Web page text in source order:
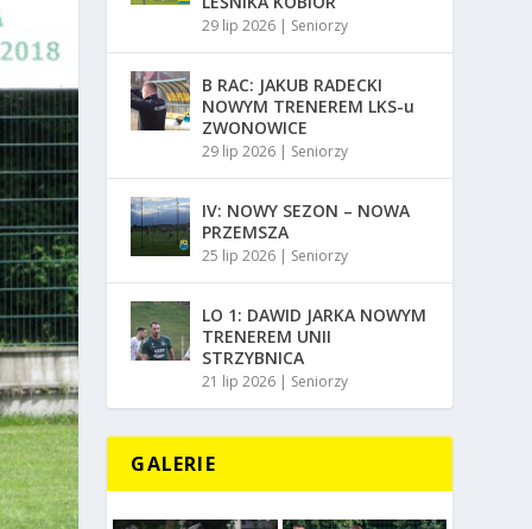
29 lip 2026 | Seniorzy
B RAC: JAKUB RADECKI
NOWYM TRENEREM LKS-u
ZWONOWICE
29 lip 2026 | Seniorzy
IV: NOWY SEZON – NOWA
PRZEMSZA
25 lip 2026 | Seniorzy
LO 1: DAWID JARKA NOWYM
TRENEREM UNII
STRZYBNICA
21 lip 2026 | Seniorzy
GALERIE